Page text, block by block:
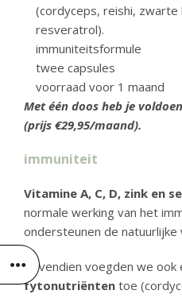
(cordyceps, reishi,
resveratrol).
immuniteitsformule
twee capsules
voorraad voor 1 maand
Met één doos heb je
(prijs €29,95/maand).
immuniteit
Vitamine A, C, D, zink en
normale werking van het
ondersteunen de natuurlijke
Bovendien voegden we ook
fytonutriënten toe